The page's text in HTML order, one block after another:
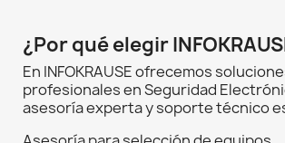
¿Por qué elegir
En INFOKRAUSE ofrecemos
profesionales en Seguridad
asesoría experta y soporte técnico